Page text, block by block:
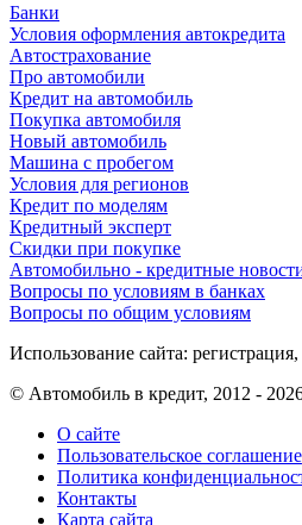
Банки
Условия оформления автокредита
Автострахование
Про автомобили
Кредит на автомобиль
Покупка автомобиля
Новый автомобиль
Машина с пробегом
Условия для регионов
Кредит по моделям
Кредитный эксперт
Скидки при покупке
Автомобильно - кредитные
Вопросы по условиям в банках
Вопросы по общим условиям
Использование сайта:
© Автомобиль в кредит, 2012 -
О сайте
Пользовательское соглашение
Политика
Контакты
Карта сайта